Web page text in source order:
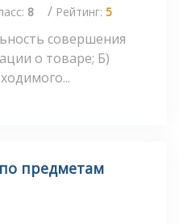
8 / Рейтинг: 5
совершения
о товаре; Б)
предметам